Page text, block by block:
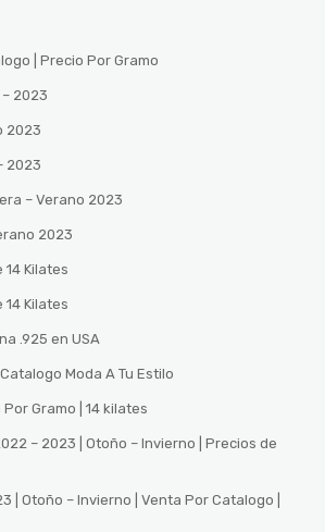
| Precio Por Gramo
2023
2023
2023
– Verano 2023
2023
14 Kilates
14 Kilates
.925 en USA
Moda A Tu Estilo
Gramo | 14 kilates
– 2023 | Otoño – Invierno | Precios de
| Otoño – Invierno | Venta Por Catalogo |